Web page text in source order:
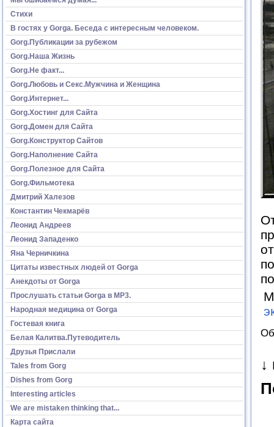
Стихи
В гостях у Gorga. Беседа с интересным человеком.
Gorg.Публикации за рубежом
Gorg.Наша Жизнь
Gorg.Не факт...
Gorg.Любовь и Секс.Мужчина и Женщина
Gorg.Интернет...
Gorg.Хостинг для Сайта
Gorg.Домен для Сайта
Gorg.Конструктор Сайтов
Gorg.Наполнение Сайта
Gorg.Полезное для Сайта
Gorg.Фильмотека
Дмитрий Халезов
Константин Чекмарёв
Леонид Андреев
Леонид Западенко
Яна Черничкина
Цитаты известных людей от Gorga
Анекдоты от Gorga
Прослушать статьи Gorga в МР3.
Народная медицина от Gorga
Гостевая книга
Белая Калитва.Путеводитель
Друзья Прислали
Tales from Gorg
Dishes from Gorg
Interesting articles
We are mistaken thinking that...
Карта сайта